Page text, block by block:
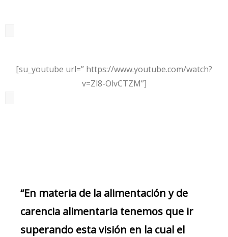
[su_youtube url=” https://www.youtube.com/watch?
v=Zl8-OlvCTZM”]
“En materia de la alimentación y de
carencia alimentaria tenemos que ir
superando esta visión en la cual el